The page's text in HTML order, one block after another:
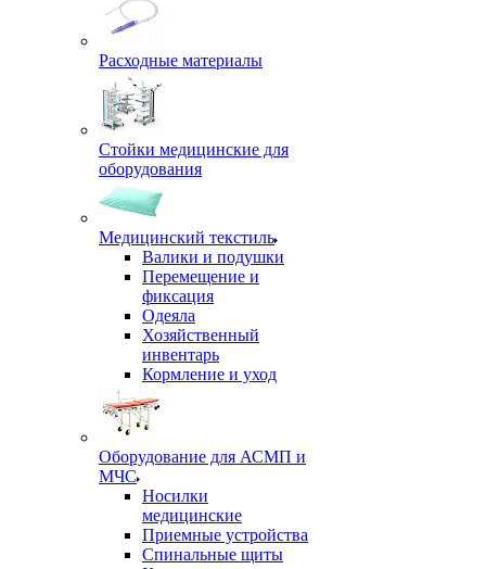
Расходные материалы
Стойки медицинские для
оборудования
Медицинский текстиль
Валики и подушки
Перемещение и
фиксация
Одеяла
Хозяйственный
инвентарь
Кормление и уход
Оборудование для АСМП и
МЧС
Носилки
медицинские
Приемные устройства
Спинальные щиты